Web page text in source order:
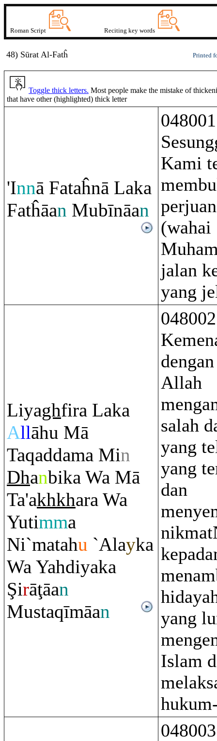
Roman Script Reciting key words
48) Sūrat Al-Fatĥ Printed
Toggle thick letters. Most people make the mistake of
that have other (highlighted) thick letter
'Innā Fataĥnā Laka
Fatĥāan Mubīnāan
048001
Kami
(wahai
jalan
yang
Liyaghfira Laka
Allāhu Mā
Taqaddama Min
Dhanbika Wa Mā
Ta'akhkhara Wa
Yutimma
Ni`matahu `Alayka
Wa Yahdiyaka
Şirāţāan
Mustaqīmāan
048002
Allah
salah
yang
yang
dan
yang
Islam